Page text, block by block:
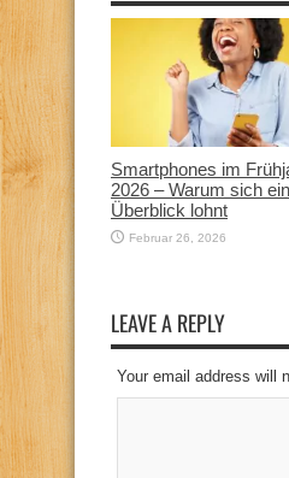
Smartphones im
2026 – Warum sich ein
Überblick lohnt
Februar 26, 2026
LEAVE A REPLY
Your email address will